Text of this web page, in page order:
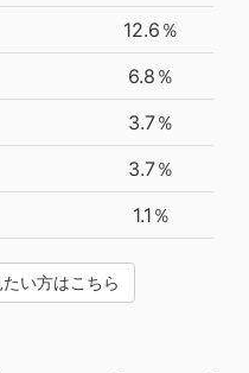
12.6％
6.8％
3.7％
3.7％
1.1％
い方はこちら